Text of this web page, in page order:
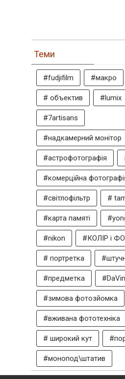
Теми
#fudjifilm #макро
# объектив #lumix
#7artisans
#надкамерний монітор
#астрофотографія
#комерційна
#світлофільтр #
#карта памяті
#nikon #КОЛІР і
# портретка
#предметка
#зимова фотозйомка
#вживана фототехніка
# широкий кут
#монопод\штатив